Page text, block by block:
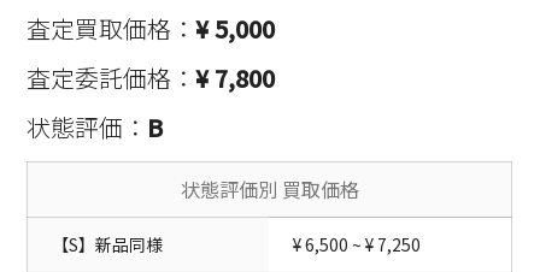
査定買取価格：¥ 5,000
査定委託価格：¥ 7,800
状態評価： B
状態評価別 買取価格
【S】新品同様 ¥ 6,500 ~ ¥ 7,250